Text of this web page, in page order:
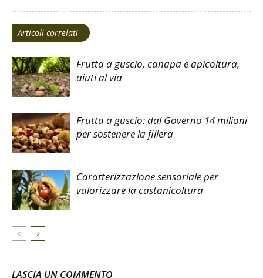
Articoli correlati
Frutta a guscio, canapa e apicoltura,
aiuti al via
Frutta a guscio: dal Governo 14 milioni
per sostenere la filiera
Caratterizzazione sensoriale per
valorizzare la castanicoltura
LASCIA UN COMMENTO